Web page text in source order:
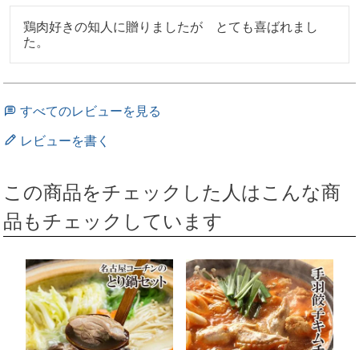
鶏肉好きの知人に贈りましたが　とても喜ばれまし
た。
すべてのレビューを見る
レビューを書く
この商品をチェックした人はこんな商
品もチェックしています